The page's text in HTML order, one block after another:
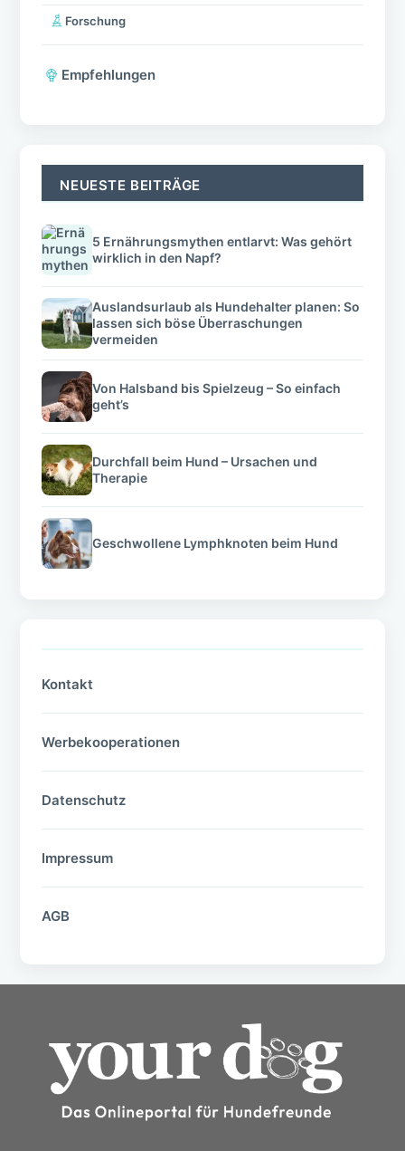
Forschung
Empfehlungen
NEUESTE BEITRÄGE
5 Ernährungsmythen entlarvt: Was gehört
wirklich in den Napf?
Auslandsurlaub als Hundehalter planen: So
lassen sich böse Überraschungen
vermeiden
Von Halsband bis Spielzeug – So einfach
geht’s
Durchfall beim Hund – Ursachen und
Therapie
Geschwollene Lymphknoten beim Hund
Kontakt
Werbekooperationen
Datenschutz
Impressum
AGB